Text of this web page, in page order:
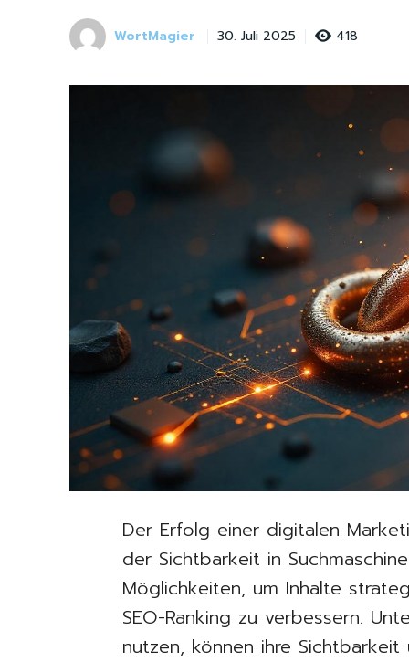
WortMagier 30. Juli 2025 418
Der Erfolg einer digitalen
der Sichtbarkeit in
Möglichkeiten, um Inhalte
SEO-Ranking zu verbessern.
nutzen, können ihre